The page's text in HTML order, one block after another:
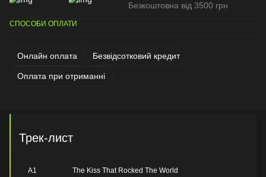
Безкоштовна від 3500 грн
СПОСОБИ ОПЛАТИ
Онлайн оплата Безвідсотковий кредит
Оплата при отриманні
Трек-лист
A1 The Kiss That Rocked The World